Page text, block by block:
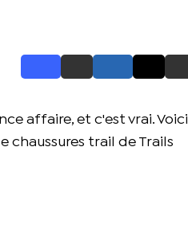
affaire, et c'est vrai. Voici
chaussures trail de Trails